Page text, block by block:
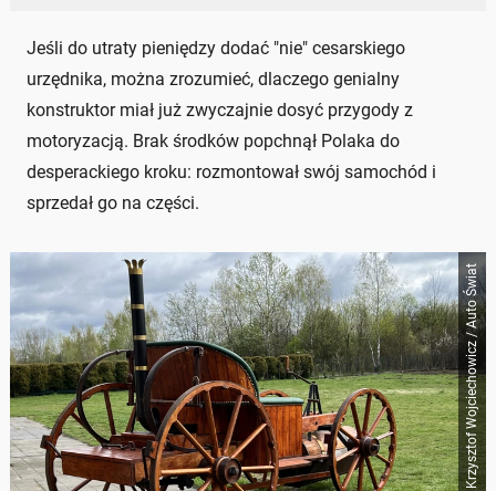
Jeśli do utraty pieniędzy dodać "nie" cesarskiego
urzędnika, można zrozumieć, dlaczego genialny
konstruktor miał już zwyczajnie dosyć przygody z
motoryzacją. Brak środków popchnął Polaka do
desperackiego kroku: rozmontował swój samochód i
sprzedał go na części.
Krzysztof Wojciechowicz / Auto Świat